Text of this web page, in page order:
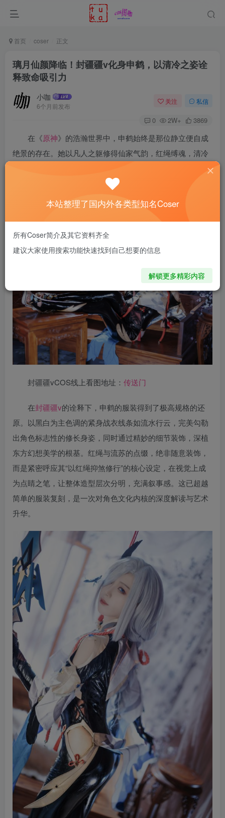
首页 coser 正文
璃月仙颜降临！封疆疆v化身申鹤，以清冷之姿诠
释致命吸引力
小咖
6个月前发布
关注 私信
0 2W+ 3869
在《原神》的浩瀚世界中，申鹤始终是那位静立便自成
绝景的存在。她以凡人之躯修得仙家气韵，红绳缚魂，清冷
的演绎，在造型精度、气质渗透与角色理解上均达至臻之
境，堪称将“仙人临凡”的意象化为了一场无可挑剔的视觉现
封疆疆vCOS线上看图地址： 传送门
在封疆疆v的诠释下，申鹤的服装得到了极高规格的还
原。以黑白为主色调的紧身战衣线条如流水行云，完美勾勒
出角色标志性的修长身姿，同时通过精妙的细节装饰，深植
东方幻想美学的根基。红绳与流苏的点缀，绝非随意装饰，
而是紧密呼应其“以红绳抑煞修行”的核心设定，在视觉上成
为点睛之笔，让整体造型层次分明，充满叙事感。这已超越
简单的服装复刻，是一次对角色文化内核的深度解读与艺术
升华。
本站整理了国内外各类型知名Coser
所有Coser简介及其它资料齐全
建议大家使用搜索功能快速找到自己想要的信息
解锁更多精彩内容